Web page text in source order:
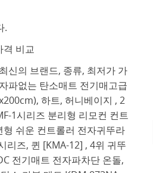
.
격 비교
신의 브랜드, 종류, 최저가 가
파없는 탄소매트 전기매고급
하트, 허니베이지 , 2
1시리즈 분리형 리모컨 컨트
쉬운 컨트롤러 전자귀뚜라
리즈, 퀸 [KMA-12] , 4위 귀뚜
전기매트 전자파차단 온돌,